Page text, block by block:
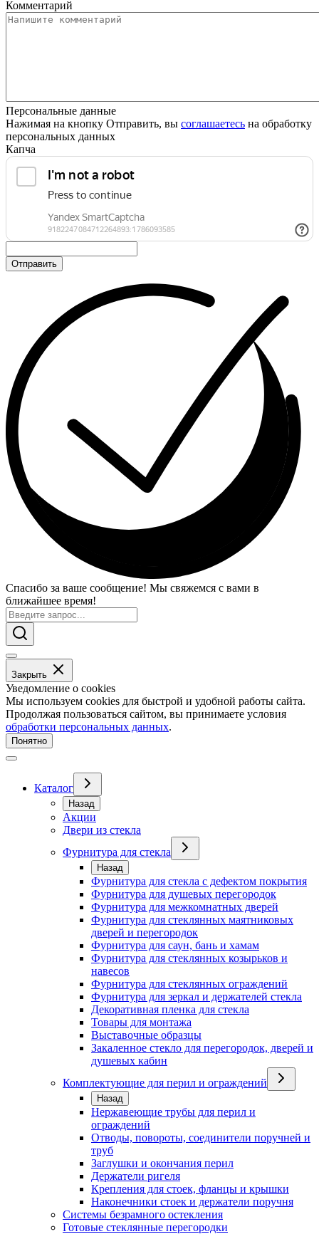
Комментарий
Персональные данные
Нажимая на кнопку Отправить, вы соглашаетесь на обработку
персональных данных
Капча
Отправить
Спасибо за ваше сообщение! Мы свяжемся с вами в
ближайшее время!
Закрыть
Уведомление о cookies
Мы используем cookies для быстрой и удобной работы сайта.
Продолжая пользоваться сайтом, вы принимаете условия
обработки персональных данных.
Понятно
Каталог
Назад
Акции
Двери из стекла
Фурнитура для стекла
Назад
Фурнитура для стекла с дефектом покрытия
Фурнитура для душевых перегородок
Фурнитура для межкомнатных дверей
Фурнитура для стеклянных маятниковых
дверей и перегородок
Фурнитура для саун, бань и хамам
Фурнитура для стеклянных козырьков и
навесов
Фурнитура для стеклянных ограждений
Фурнитура для зеркал и держателей стекла
Декоративная пленка для стекла
Товары для монтажа
Выставочные образцы
Закаленное стекло для перегородок, дверей и
душевых кабин
Комплектующие для перил и ограждений
Назад
Нержавеющие трубы для перил и
ограждений
Отводы, повороты, соединители поручней и
труб
Заглушки и окончания перил
Держатели ригеля
Крепления для стоек, фланцы и крышки
Наконечники стоек и держатели поручня
Системы безрамного остекления
Готовые стеклянные перегородки